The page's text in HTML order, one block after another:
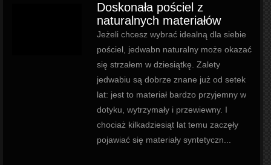
Doskonała pościel z
naturalnych materiałów
Jeżeli chcesz wybrać idealną dla siebie
pościel, jedwabn naturalny może okazać
się strzałem w dziesiątkę. Zalety
jedwabiu są dobrze znane już od setek
lat: jest to materiał bardzo przyjemny w
dotyku, wytrzymały i przewiewny. I
chociaż kilkadziesiąt lat temu zaczęły
pojawiać się materiały syntetyczn...